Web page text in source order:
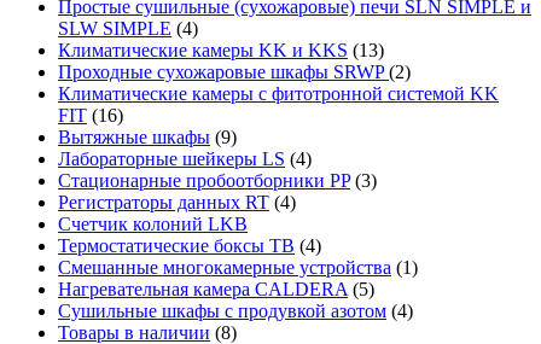
Простые сушильные (сухожаровые) печи SLN SIMPLE и
SLW SIMPLE (4)
Климатические камеры KK и KKS (13)
Проходные сухожаровые шкафы SRWP(2)
Климатические камеры с фитотронной системой KK
FIT (16)
Вытяжные шкафы (9)
Лабораторные шейкеры LS (4)
Стационарные пробоотборники PP (3)
Регистраторы данных RT (4)
Счетчик колоний LKB
Термостатические боксы TB (4)
Смешанные многокамерные устройства (1)
Нагревательная камера CALDERA (5)
Сушильные шкафы с продувкой азотом (4)
Товары в наличии (8)